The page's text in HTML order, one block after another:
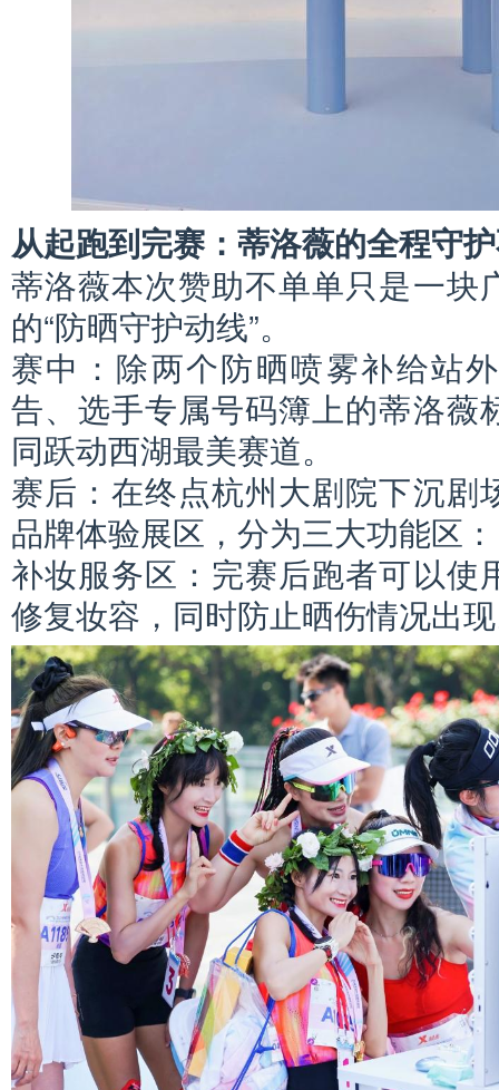
从起跑到完赛：蒂洛薇的全程守
蒂洛薇本次赞助不单单只是一块
的“防晒守护动线”。
赛中：除两个防晒喷雾补给站
告、选手专属号码簿上的蒂洛薇
同跃动西湖最美赛道。
赛后：在终点杭州大剧院下沉剧
品牌体验展区，分为三大功能区：
补妆服务区：完赛后跑者可以使
修复妆容，同时防止晒伤情况出